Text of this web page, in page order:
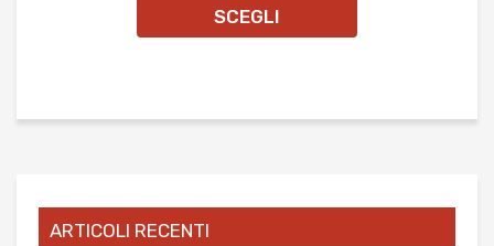
SCEGLI
ARTICOLI RECENTI